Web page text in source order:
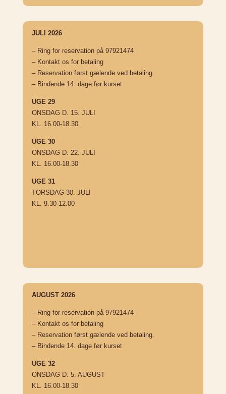
JULI 2026
– Ring for reservation på 97921474
– Kontakt os for betaling
– Reservation først gælende ved betaling.
– Bindende 14. dage før kurset
UGE 29
ONSDAG D. 15. JULI
KL. 16.00-18.30
UGE 30
ONSDAG D. 22. JULI
KL. 16.00-18.30
UGE 31
TORSDAG 30. JULI
KL. 9.30-12.00
AUGUST 2026
– Ring for reservation på 97921474
– Kontakt os for betaling
– Reservation først gælende ved betaling.
– Bindende 14. dage før kurset
UGE 32
ONSDAG D. 5. AUGUST
KL. 16.00-18.30